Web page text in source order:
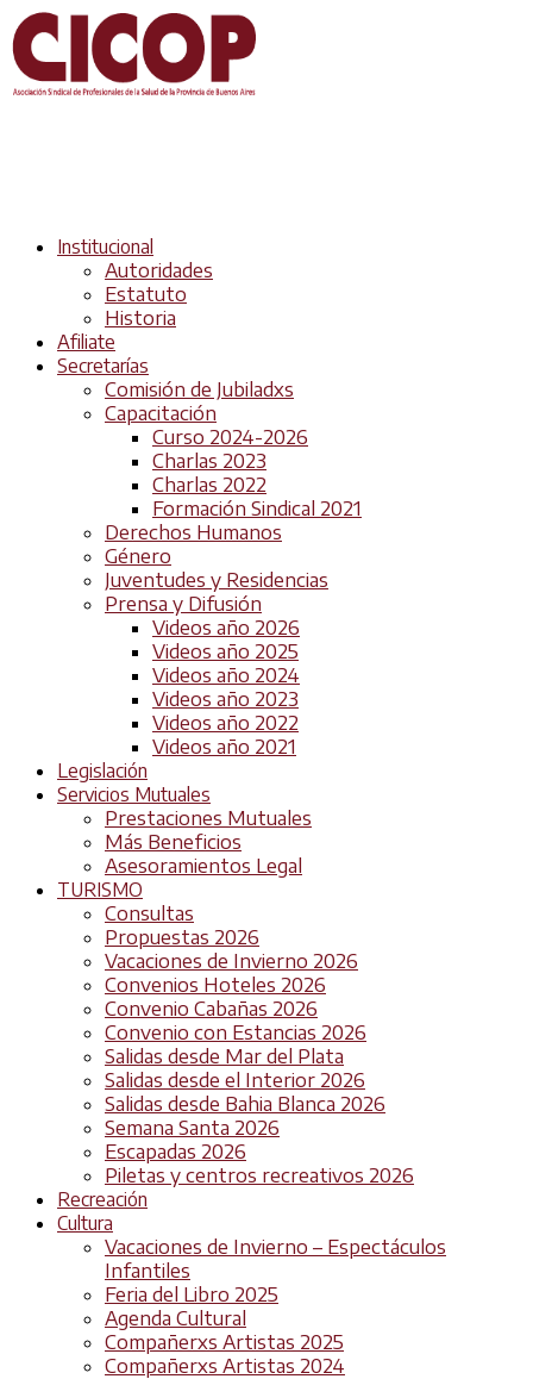
Institucional
Autoridades
Estatuto
Historia
Afiliate
Secretarías
Comisión de Jubiladxs
Capacitación
Curso 2024-2026
Charlas 2023
Charlas 2022
Formación Sindical 2021
Derechos Humanos
Género
Juventudes y Residencias
Prensa y Difusión
Videos año 2026
Videos año 2025
Videos año 2024
Videos año 2023
Videos año 2022
Videos año 2021
Legislación
Servicios Mutuales
Prestaciones Mutuales
Más Beneficios
Asesoramientos Legal
TURISMO
Consultas
Propuestas 2026
Vacaciones de Invierno 2026
Convenios Hoteles 2026
Convenio Cabañas 2026
Convenio con Estancias 2026
Salidas desde Mar del Plata
Salidas desde el Interior 2026
Salidas desde Bahia Blanca 2026
Semana Santa 2026
Escapadas 2026
Piletas y centros recreativos 2026
Recreación
Cultura
Vacaciones de Invierno – Espectáculos
Infantiles
Feria del Libro 2025
Agenda Cultural
Compañerxs Artistas 2025
Compañerxs Artistas 2024